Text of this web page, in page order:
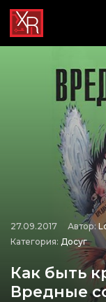
27.09.2017 Автор:
Категория: Досуг
Как быть
Вредные